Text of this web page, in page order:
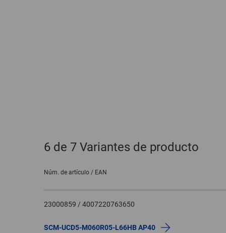
6 de 7 Variantes de producto
Núm. de artículo / EAN
23000859 / 4007220763650
SCM-UCD5-M060R05-L66HB AP40